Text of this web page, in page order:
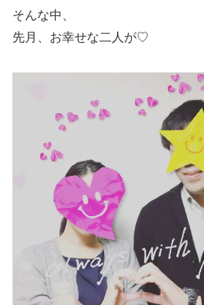
そんな中、
先月、お幸せな二人が♡